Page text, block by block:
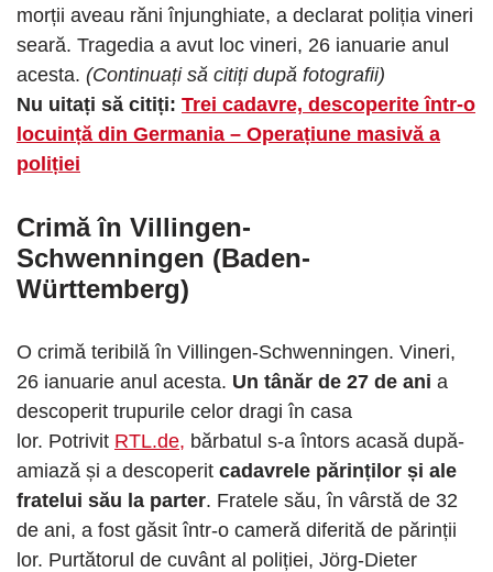
morții aveau răni înjunghiate, a declarat poliția vineri
seară. Tragedia a avut loc vineri, 26 ianuarie anul
acesta. (Continuați să citiți după fotografii)
Nu uitați să citiți: Trei cadavre, descoperite într-o
locuință din Germania – Operațiune masivă a
poliției
Crimă în Villingen-
Schwenningen (Baden-
Württemberg)
O crimă teribilă în Villingen-Schwenningen. Vineri,
26 ianuarie anul acesta. Un tânăr de 27 de ani a
descoperit trupurile celor dragi în casa
lor. Potrivit RTL.de, bărbatul s-a întors acasă după-
amiază și a descoperit cadavrele părinților și ale
fratelui său la parter. Fratele său, în vârstă de 32
de ani, a fost găsit într-o cameră diferită de părinții
lor. Purtătorul de cuvânt al poliției, Jörg-Dieter